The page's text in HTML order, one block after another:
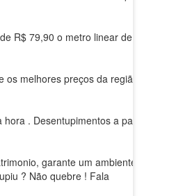
R$ 79,90 o metro linear de
melhores preços da região a
. Desentupimentos a partir
garante um ambiente
? Não quebre ! Fala